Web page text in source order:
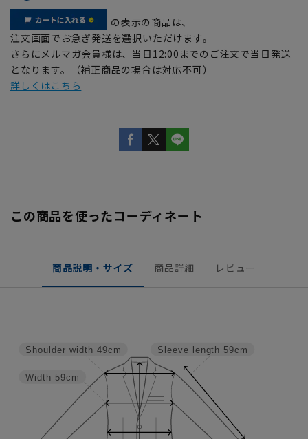
の表示の商品は、
注文画面でお急ぎ発送を選択いただけます。
さらにメルマガ会員様は、当日12:00までのご注文で当日発送
となります。（補正商品の場合は対応不可）
詳しくはこちら
この商品を使ったコーディネート
商品説明・サイズ 商品詳細 レビュー
Sleeve length 59cm
Width 59cm
Shoulder width 49cm